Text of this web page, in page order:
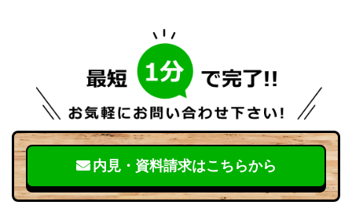
内見・資料請求はこちらから